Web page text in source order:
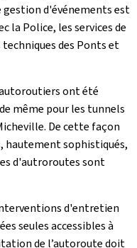
gestion d'événements est
la Police, les services de
des Ponts et
autoroutiers ont été
même pour les tunnels
De cette façon
hautement sophistiqués,
d'autroroutes sont
d'entretien
seules accessibles à
de l’autoroute doit